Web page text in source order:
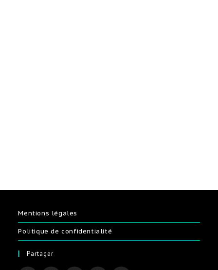
Mentions légales
Politique de confidentialité
Partager